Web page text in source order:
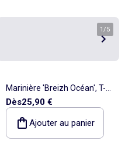
1 /5
Marinière 'Breizh Océan', T-
Shirt rayé Manches Longues,
épais en Coton Bio - Mixte,
Homme ou Femme
Dès25,90 €
Ajouter au panier